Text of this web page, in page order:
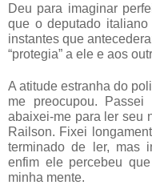
Deu para imaginar
que o deputado
instantes que
“protegia” a ele e aos
A atitude estranha do
me preocupou.
abaixei-me para ler seu
Railson. Fixei
terminado de ler, mas
enfim ele percebeu
minha mente.